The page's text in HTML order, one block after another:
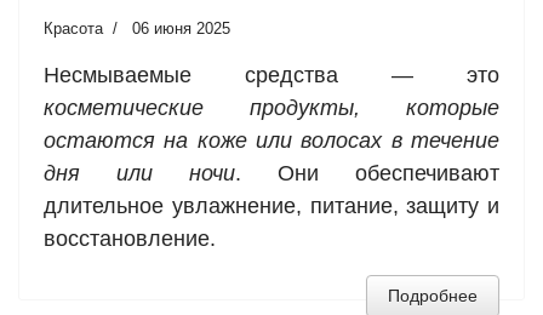
Красота 06 июня 2025
Несмываемые средства — это
косметические продукты, которые
остаются на коже или волосах в течение
дня или ночи. Они обеспечивают
длительное увлажнение, питание, защиту и
восстановление.
Подробнее